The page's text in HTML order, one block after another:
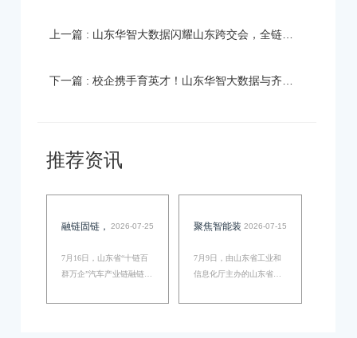
推荐资讯
2026-07-25
融链固链，
展—山东省
7月16日，山东省“十链百
群万企”汽车产业链融链固
130余家相关企业、及科研
2026-07-15
聚焦智能装
接，华智大
7月9日，由山东省工业和
信息化厅主办的山东省
制造产业链融链固链对接